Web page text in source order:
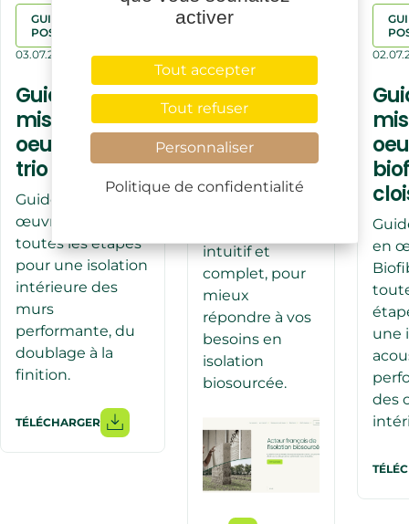
GUIDES DE
POSES
03.07.2026
Guide de
mise en
oeuvre biofib
trio
Guide de mise en
œuvre Biofib trio :
toutes les étapes
pour une isolation
intérieure des
murs
performante, du
doublage à la
finition.
TÉLÉCHARGER
ACTUALITÉS
Le site
Biofib fait
peau
neuve !
Biofib lance son
intuitif et
complet, pour
mieux
répondre à vos
besoins en
isolation
biosourcée.
en
une
des
activer
Tout accepter
Tout refuser
Personnaliser
Politique de confidentialité